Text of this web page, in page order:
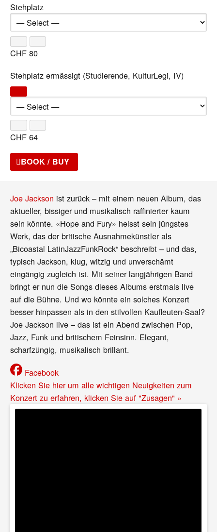
Stehplatz
CHF 80
Stehplatz ermässigt (Studierende, KulturLegi, IV)
CHF 64
BOOK / BUY
Joe Jackson ist zurück – mit einem neuen Album, das
aktueller, bissiger und musikalisch raffinierter kaum
sein könnte. «Hope and Fury» heisst sein jüngstes
Werk, das der britische Ausnahmekünstler als
„Bicoastal LatinJazzFunkRock“ beschreibt – und das,
typisch Jackson, klug, witzig und unverschämt
eingängig zugleich ist. Mit seiner langjährigen Band
bringt er nun die Songs dieses Albums erstmals live
auf die Bühne. Und wo könnte ein solches Konzert
besser hinpassen als in den stilvollen Kaufleuten-Saal?
Joe Jackson live – das ist ein Abend zwischen Pop,
Jazz, Funk und britischem Feinsinn. Elegant,
scharfzüngig, musikalisch brillant.
Facebook
Klicken Sie hier um alle wichtigen Neuigkeiten zum
Konzert zu erfahren, klicken Sie auf "Zusagen" »